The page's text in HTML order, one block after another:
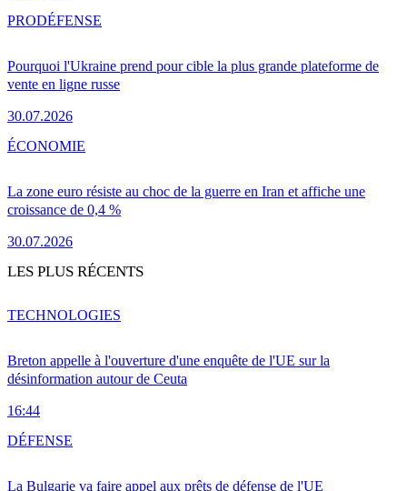
Pourquoi l'Ukraine prend pour cible la plus grande plateforme de
vente en ligne russe
30.07.2026
PRODÉFENSE
La zone euro résiste au choc de la guerre en Iran et affiche une
croissance de 0,4 %
30.07.2026
ÉCONOMIE
LES PLUS RÉCENTS
Breton appelle à l'ouverture d'une enquête de l'UE sur la
désinformation autour de Ceuta
16:44
TECHNOLOGIES
La Bulgarie va faire appel aux prêts de défense de l'UE
DÉFENSE